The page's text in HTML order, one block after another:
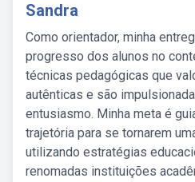
Sandra
Como orientador, minha
progresso dos alunos no
técnicas pedagógicas que
autênticas e são
entusiasmo. Minha meta é
trajetória para se tornarem
utilizando estratégias
renomadas instituições